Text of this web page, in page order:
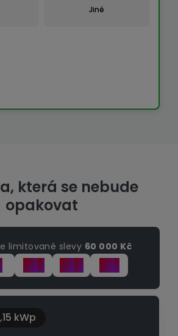
Jiné
která se nebude
opakovat
limitované slevy 60 000 Kč
09h 07m 42s
kWp